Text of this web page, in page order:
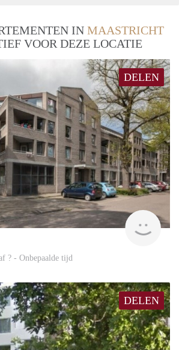
IN MAASTRICHT
VOOR DEZE LOCATIE
DELEN
rent
? - Onbepaalde tijd
DELEN